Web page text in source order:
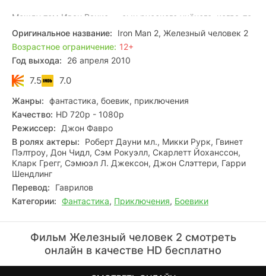
Между тем Иван Ванко — сын русского учёного, когда-то
работавшего на фирму Старка, но потом уволенного и
лишенного всего, намерен отомстить Тони за беды своей
семьи. Для чего сооружает своё высокотехнологичное
оружие.
Оригинальное название:
Iron Man 2, Железный человек 2
Возрастное ограничение: 12+
Год выхода:
26 апреля 2010
7.5 7.0
Жанры: фантастика, боевик, приключения
Качество: HD 720p - 1080p
Режиссер:
Джон Фавро
В ролях актеры:
Роберт Дауни мл., Микки Рурк, Гвинет
Пэлтроу, Дон Чидл, Сэм Рокуэлл, Скарлетт Йоханссон,
Кларк Грегг, Сэмюэл Л. Джексон, Джон Слэттери, Гарри
Шендлинг
Перевод:
Гаврилов
Категории: Фантастика, Приключения, Боевики
Фильм Железный человек 2 смотреть
онлайн в качестве HD бесплатно